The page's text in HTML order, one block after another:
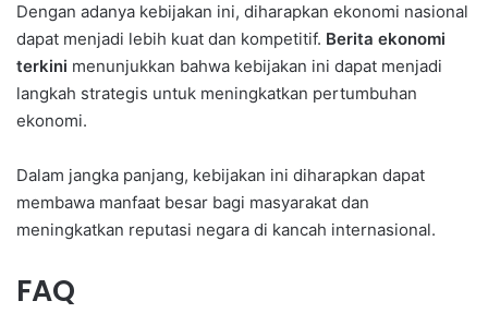
Dengan adanya kebijakan ini, diharapkan ekonomi nasional
dapat menjadi lebih kuat dan kompetitif. Berita ekonomi
terkini menunjukkan bahwa kebijakan ini dapat menjadi
langkah strategis untuk meningkatkan pertumbuhan
ekonomi.
Dalam jangka panjang, kebijakan ini diharapkan dapat
membawa manfaat besar bagi masyarakat dan
meningkatkan reputasi negara di kancah internasional.
FAQ